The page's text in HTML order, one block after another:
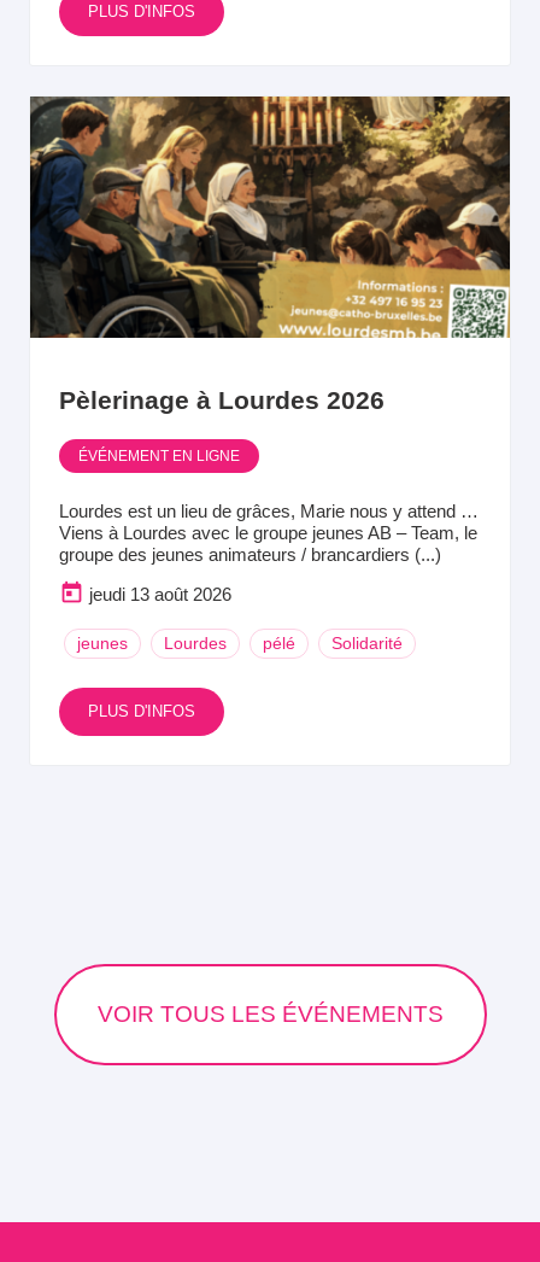
PLUS D'INFOS
Pèlerinage à Lourdes 2026
ÉVÉNEMENT EN LIGNE
Lourdes est un lieu de grâces, Marie nous y attend …
Viens à Lourdes avec le groupe jeunes AB – Team, le
groupe des jeunes animateurs / brancardiers (...)
jeudi 13 août 2026
jeunes Lourdes pélé Solidarité
PLUS D'INFOS
VOIR TOUS LES ÉVÉNEMENTS